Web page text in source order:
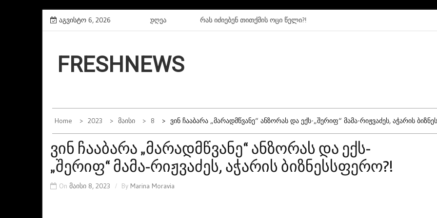
Skip
to
აგვისტო 6, 2026
სიხარულის და დღესასწაულის დღეა რას იძიებენ თითქმის ოცი წელი?!
FRESHNEWS
Home 2023 Მაისი 8 Ვინ Ჩააბარა „მარადმწვანე“ Ანზორას Და Ექს-„შერიფ“ Მამა-Რიჟვაძეს, Აჭარის
ვინ ჩააბარა „მარადმწვანე“ ანზორას და ექს-
„შერიფ“ მამა-რიჟვაძეს, აჭარის ბიზნესსფერო?!
On მაისი 8, 2023 By Marina Moravia